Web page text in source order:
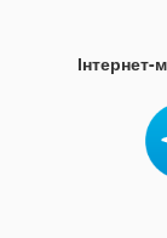
Інтернет-